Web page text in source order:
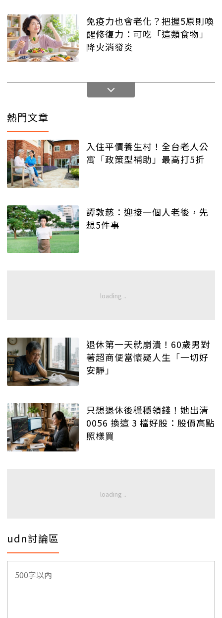
免疫力也會老化？把握5原則喚
醒修復力：可吃「這類食物」
降火消發炎
熱門文章
入住平價養生村！全台老人公
寓「政策型補助」最高打5折
譚敦慈：迎接一個人老後，先
想5件事
退休第一天就崩潰！60歲男對
著超商便當懷疑人生「一切好
安靜」
只想退休後穩穩領錢！她出清
0056 換這 3 檔好股：股價高點
照樣買
udn討論區